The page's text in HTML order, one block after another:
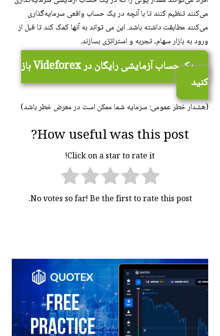
می‌کنند تنظیم کنند تا با آنچه در یک حساب واقعی سرمایه‌گذاری
می‌کنند مطابقت داشته باشد. این می تواند به آنها کمک کند تا قبل از
ورود به بازار سهام، تجربه و استراتژی بسازند.
یک حساب آزمایشی رایگان در Videforex باز
کنید
(هشدار خطر عمومی: سرمایه شما ممکن است در معرض خطر باشد)
How useful was this post?
Click on a star to rate it!
No votes so far! Be the first to rate this post.